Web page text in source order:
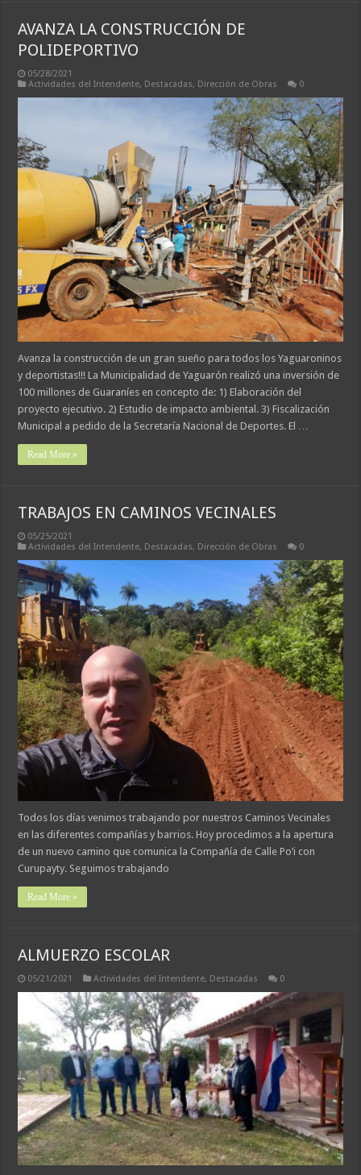
AVANZA LA CONSTRUCCIÓN DE
POLIDEPORTIVO
05/28/2021
Actividades del Intendente, Destacadas, Dirección de Obras 0
Avanza la construcción de un gran sueño para todos los Yaguaroninos
y deportistas!!! La Municipalidad de Yaguarón realizó una inversión de
100 millones de Guaraníes en concepto de: 1) Elaboración del
proyecto ejecutivo. 2) Estudio de impacto ambiental. 3) Fiscalización
Municipal a pedido de la Secretaría Nacional de Deportes. El …
Read More »
TRABAJOS EN CAMINOS VECINALES
05/25/2021
Actividades del Intendente, Destacadas, Dirección de Obras 0
Todos los días venimos trabajando por nuestros Caminos Vecinales
en las diferentes compañías y barrios. Hoy procedimos a la apertura
de un nuevo camino que comunica la Compañía de Calle Po’i con
Curupayty. Seguimos trabajando
Read More »
ALMUERZO ESCOLAR
05/21/2021 Actividades del Intendente, Destacadas 0